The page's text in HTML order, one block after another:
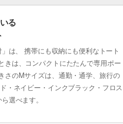
る
は、 携帯にも収納にも便利なトート
きは、コンパクトにたたんで専用ポー
さのMサイズは、通勤・通学、旅行の
・ネイビー・インクブラック・フロス
選べます。